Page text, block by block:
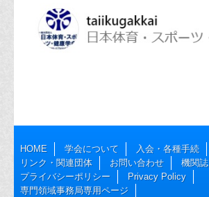
HOME 学会について 入会・各種手続
リンク・関連団体
お問い合わせ
機関誌
プライバシーポリシー
Privacy Policy
専門領域事務局専用ページ